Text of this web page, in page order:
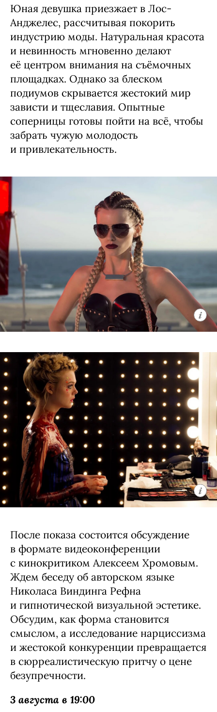
Юная девушка приезжает в Лос-
Анджелес, рассчитывая покорить
индустрию моды. Натуральная красота
и невинность мгновенно делают
её центром внимания на съёмочных
площадках. Однако за блеском
подиумов скрывается жестокий мир
зависти и тщеславия. Опытные
соперницы готовы пойти на всё, чтобы
забрать чужую молодость
и привлекательность.